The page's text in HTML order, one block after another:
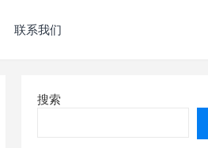
联系我们
搜索